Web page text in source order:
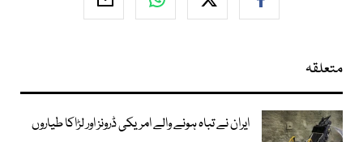
متعلقہ
ایران نے تباہ ہونے والے امریکی ڈرونز اور لڑاکا طیاروں